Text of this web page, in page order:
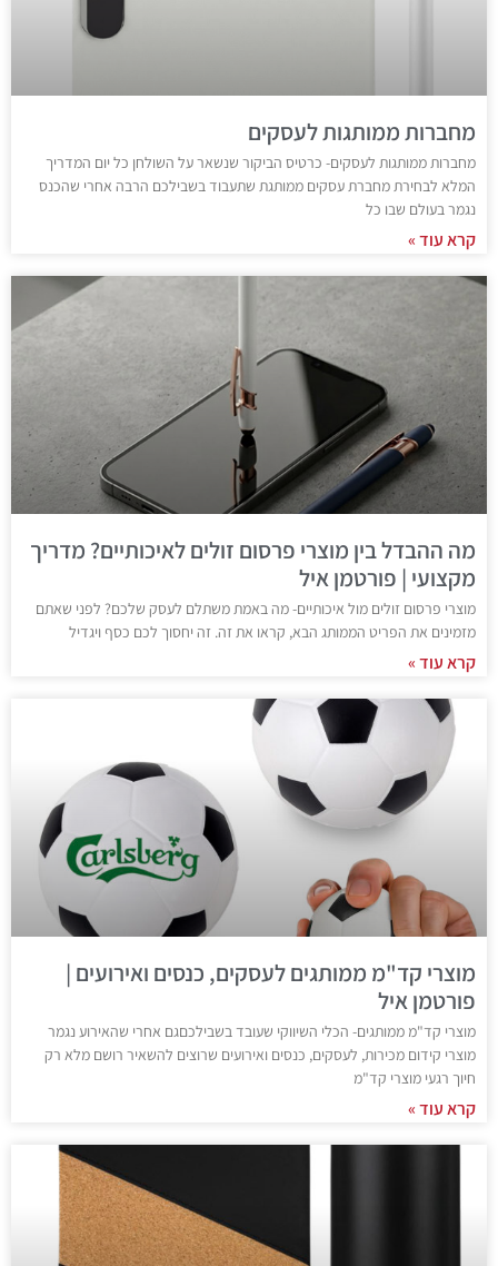
מחברות ממותגות לעסקים
מחברות ממותגות לעסקים- כרטיס הביקור שנשאר על השולחן כל יום המדריך
המלא לבחירת מחברת עסקים ממותגת שתעבוד בשבילכם הרבה אחרי שהכנס
נגמר בעולם שבו כל
קרא עוד »
מה ההבדל בין מוצרי פרסום זולים לאיכותיים? מדריך
מקצועי | פורטמן איל
מוצרי פרסום זולים מול איכותיים- מה באמת משתלם לעסק שלכם? לפני שאתם
מזמינים את הפריט הממותג הבא, קראו את זה. זה יחסוך לכם כסף ויגדיל
קרא עוד »
מוצרי קד"מ ממותגים לעסקים, כנסים ואירועים |
פורטמן איל
מוצרי קד"מ ממותגים- הכלי השיווקי שעובד בשבילכםגם אחרי שהאירוע נגמר
מוצרי קידום מכירות, לעסקים, כנסים ואירועים שרוצים להשאיר רושם מלא רק
חיוך רגעי מוצרי קד"מ
קרא עוד »